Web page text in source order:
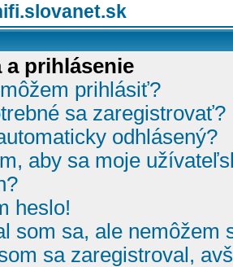
a prihlásenie
prihlásiť?
sa zaregistrovať?
odhlásený?
aby sa moje
heslo!
som sa, ale nemôžem
sa zaregistroval,